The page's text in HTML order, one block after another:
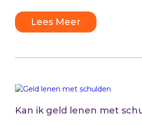
Lees Meer
Kan ik geld lenen met